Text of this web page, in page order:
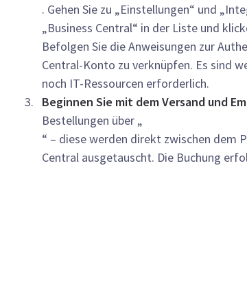
. Gehen Sie zu „Einstellungen“ und
„Business Central“ in der Liste und
Befolgen Sie die Anweisungen zur
Central-Konto zu verknüpfen. Es sind
noch IT-Ressourcen erforderlich.
Beginnen Sie mit dem Versand und
Bestellungen über „
“ – diese werden direkt zwischen dem
Central ausgetauscht. Die Buchung